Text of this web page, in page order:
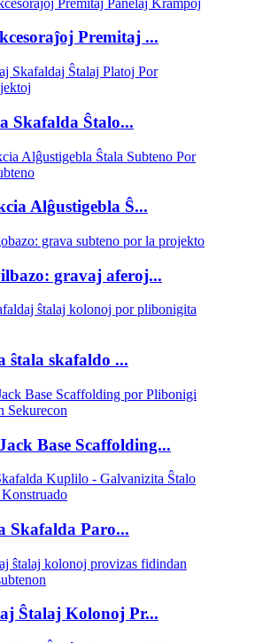
Premitaj ...
Skafalda Ŝtalo...
Alĝustigebla Ŝ...
gravaj aferoj...
ŝtala skafaldo ...
Base Scaffolding...
Skafalda Paro...
Ŝtalaj Kolonoj Pr...